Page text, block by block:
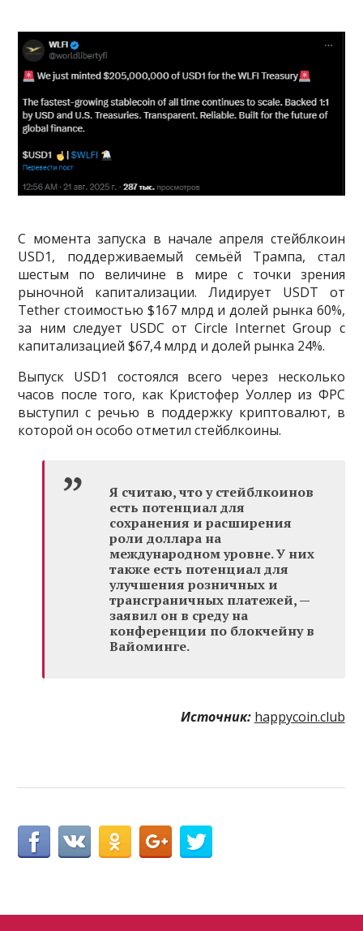
С момента запуска в начале апреля стейблкоин
USD1, поддерживаемый семьёй Трампа, стал
шестым по величине в мире с точки зрения
рыночной капитализации. Лидирует USDT от
Tether стоимостью $167 млрд и долей рынка 60%,
за ним следует USDC от Circle Internet Group с
капитализацией $67,4 млрд и долей рынка 24%.
Выпуск USD1 состоялся всего через несколько
часов после того, как Кристофер Уоллер из ФРС
выступил с речью в поддержку криптовалют, в
которой он особо отметил стейблкоины.
Я считаю, что у стейблкоинов
есть потенциал для
сохранения и расширения
роли доллара на
международном уровне. У них
также есть потенциал для
улучшения розничных и
трансграничных платежей, —
заявил он в среду на
конференции по блокчейну в
Вайоминге.
Источник: happycoin.club